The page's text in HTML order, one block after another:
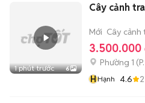
1 phút trước 6
Cây cảnh
Mới Cây
3.500.000
Phường 1 (
HHạnh 4.6